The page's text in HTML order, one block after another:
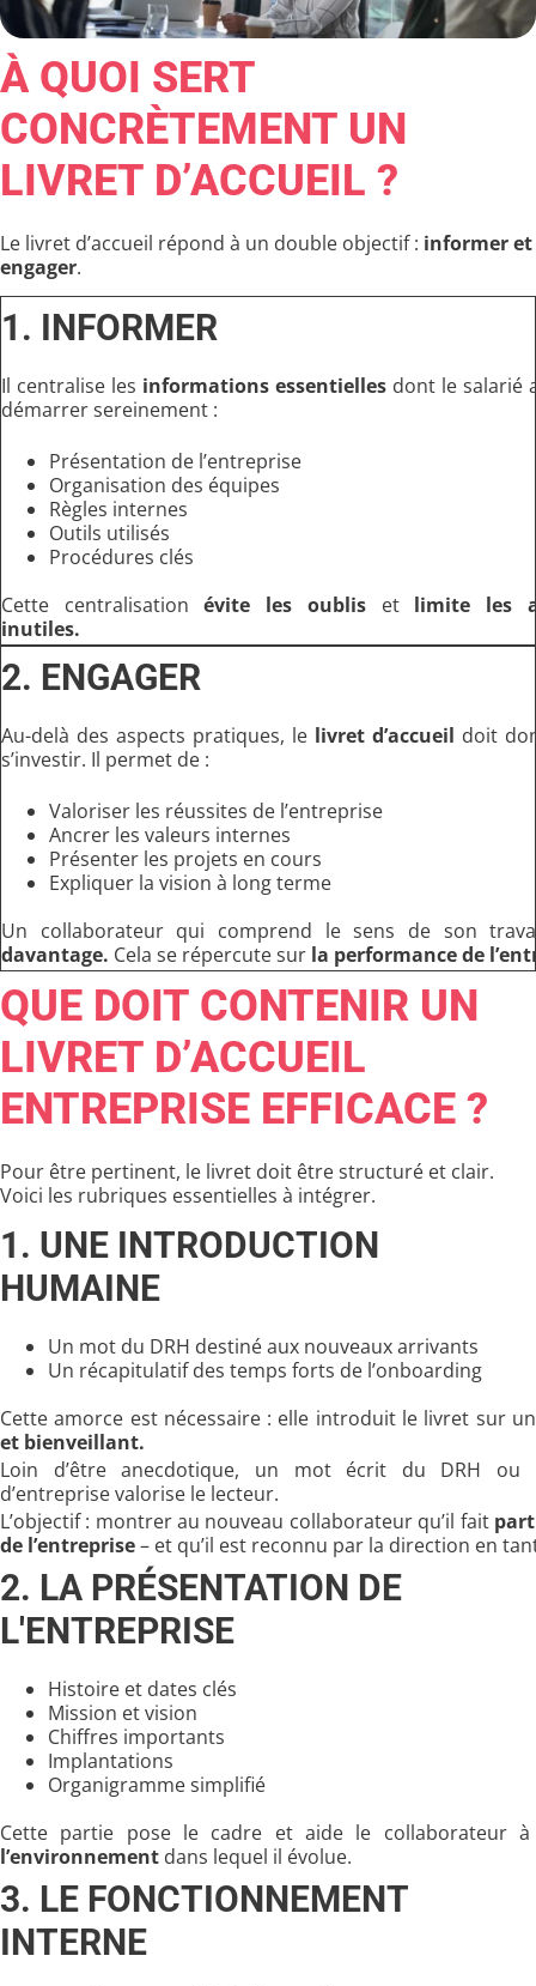
À QUOI SERT
CONCRÈTEMENT UN
LIVRET D’ACCUEIL ?
Le livret d’accueil répond à un double objectif : informer et
engager.
1. INFORMER
Il centralise les informations essentiellesdont le salarié
démarrer sereinement :
Présentation de l’entreprise
Organisation des équipes
Règles internes
Outils utilisés
Procédures clés
Cette centralisationévite les oubliset limite les
inutiles.
2. ENGAGER
Au-delà des aspects pratiques, le livret d’accueil doit
s’investir. Il permet de :
Valoriser les réussites de l’entreprise
Ancrer les valeurs internes
Présenter les projets en cours
Expliquer la vision à long terme
Un collaborateur qui comprend le sens de son
davantage. Cela se répercute sur la performance de
QUE DOIT CONTENIR UN
LIVRET D’ACCUEIL
ENTREPRISE EFFICACE ?
Pour être pertinent, le livret doit être structuré et clair.
Voici les rubriques essentielles à intégrer.
1. UNE INTRODUCTION
HUMAINE
Un mot du DRH destiné aux nouveaux arrivants
Un récapitulatif des temps forts de l’onboarding
Cette amorce est nécessaire : elle introduit le livret sur
et bienveillant.
Loin d’être anecdotique, un mot écrit du DRH ou
d’entreprise valorise le lecteur.
L’objectif : montrer au nouveau collaborateur qu’il fait
de l’entreprise– et qu’il est reconnu par la direction en
2. LA PRÉSENTATION DE
L'ENTREPRISE
Histoire et dates clés
Mission et vision
Chiffres importants
Implantations
Organigramme simplifié
Cette partie pose le cadre et aide le collaborateur
l’environnement dans lequel il évolue.
3. LE FONCTIONNEMENT
INTERNE